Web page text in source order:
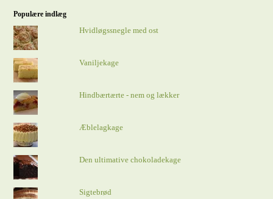
Populære indlæg
Hvidløgssnegle med ost
Vaniljekage
Hindbærtærte - nem og lækker
Æblelagkage
Den ultimative chokoladekage
Sigtebrød